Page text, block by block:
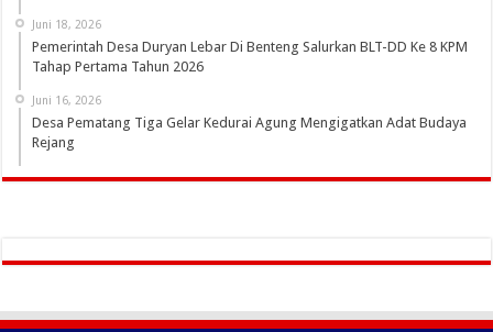
Juni 18, 2026
Pemerintah Desa Duryan Lebar Di Benteng Salurkan BLT-DD Ke 8 KPM
Tahap Pertama Tahun 2026
Juni 16, 2026
Desa Pematang Tiga Gelar Kedurai Agung Mengigatkan Adat Budaya
Rejang